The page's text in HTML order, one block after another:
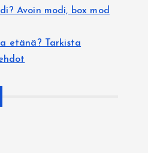
Avoin modi, box mod
etänä? Tarkista